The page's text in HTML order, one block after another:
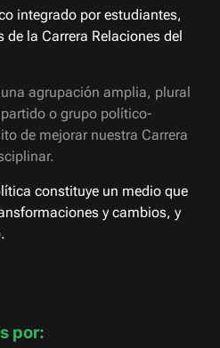
integrado por estudiantes,
la Carrera Relaciones del
agrupación amplia, plural
o grupo político-
de mejorar nuestra Carrera
constituye un medio que
y cambios, y
por: